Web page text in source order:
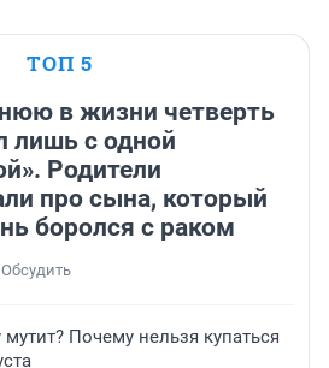
ТОП 5
в жизни четверть
лишь с одной
Родители
про сына, который
боролся с раком
Обсудить
мутит? Почему нельзя купаться